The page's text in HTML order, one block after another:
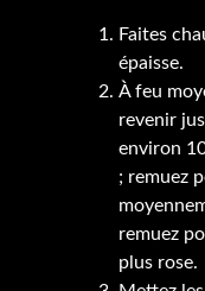
Faites
épaisse.
À feu
revenir
environ
; remuez
remuez
plus rose.